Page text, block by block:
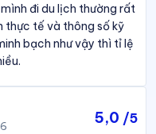
đi du lịch thường rất
thực tế và thông số kỹ
bạch như vậy thì tỉ lệ
5,0 /5